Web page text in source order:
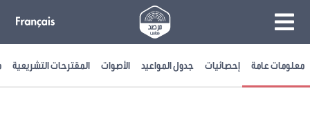
معلومات عامة إحصائيات جدول المواعيد الأصوات المقترحات التشريعية